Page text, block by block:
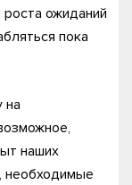
ожиданий
пока
на
наших
необходимые